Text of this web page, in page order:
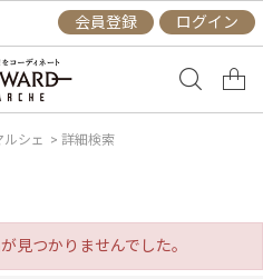
会員登録 ログイン
シェ > 詳細検索
見つかりませんでした。